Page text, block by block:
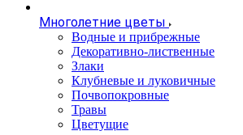
Многолетние цветы
Водные и прибрежные
Декоративно-лиственные
Злаки
Клубневые и луковичные
Почвопокровные
Травы
Цветущие